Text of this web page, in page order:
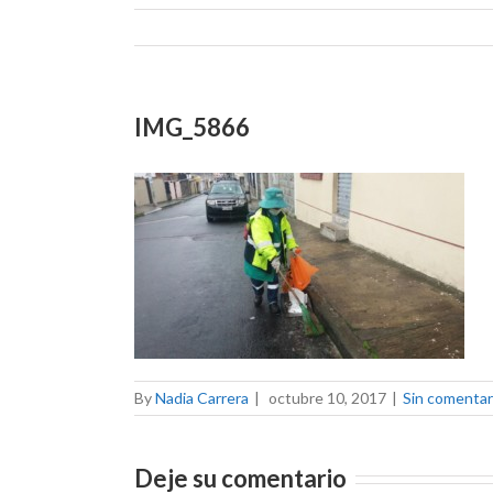
IMG_5866
ByNadia Carrera | octubre 10, 2017 | Sin
Deje su comentario